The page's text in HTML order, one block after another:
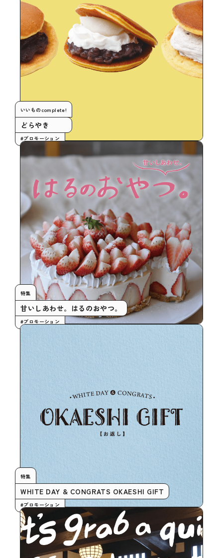
いいものcomplete!
どらやき
#プロモーション
特集
甘いしあわせ。はるのおやつ。
#プロモーション
特集
WHITE DAY & CONGRATS OKAESHI GIFT
#プロモーション